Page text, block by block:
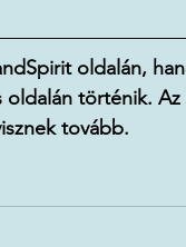
oldalán,
történik. Az
tovább.